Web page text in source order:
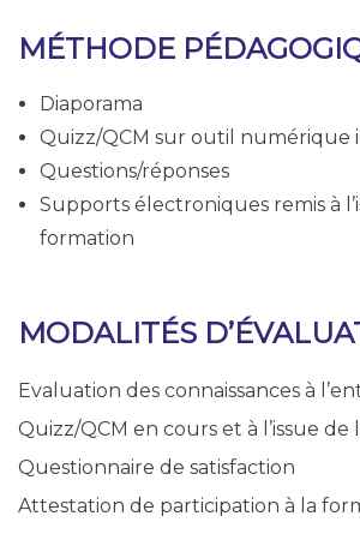
MÉTHODE
Diaporama
Quizz/QCM sur outil numérique
Questions/réponses
Supports électroniques remis à
formation
MODALITÉS
Evaluation des connaissances à
Quizz/QCM en cours et à l’issue
Questionnaire de satisfaction
Attestation de participation à la